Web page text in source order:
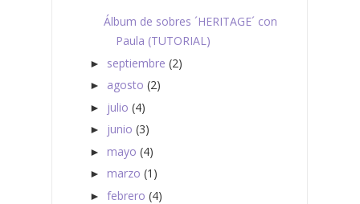
Álbum de sobres ´HERITAGE´ con
Paula (TUTORIAL)
► septiembre (2)
► agosto (2)
► julio (4)
► junio (3)
► mayo (4)
► marzo (1)
► febrero (4)